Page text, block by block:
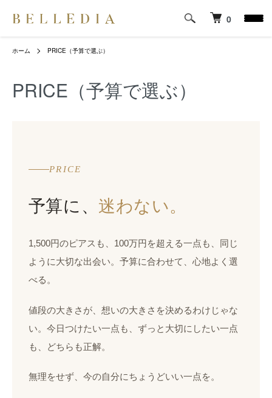
0
ホーム PRICE（予算で選ぶ）
PRICE（予算で選ぶ）
PRICE
予算に、 迷わない。
1,500円のピアスも、100万円を超える一点も、同じ
ように大切な出会い。予算に合わせて、心地よく選
べる。
値段の大きさが、想いの大きさを決めるわけじゃな
い。今日つけたい一点も、ずっと大切にしたい一点
も、どちらも正解。
無理をせず、今の自分にちょうどいい一点を。